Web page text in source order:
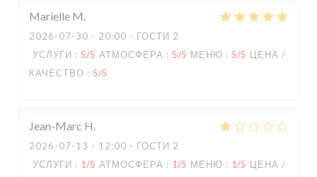
Marielle M
2026-07-30 - 20:00 - ГОСТИ 2
УСЛУГИ : 5/5 АТМОСФЕРА : 5/5 МЕНЮ : 5/5 ЦЕНА /
КАЧЕСТВО : 5/5
Jean-Marc H
2026-07-13 - 12:00 - ГОСТИ 2
УСЛУГИ : 1/5 АТМОСФЕРА : 1/5 МЕНЮ : 1/5 ЦЕНА /